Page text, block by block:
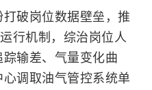
破岗位数据壁垒，推
行机制，综治岗位人
输差、气量变化曲
调取油气管控系统单